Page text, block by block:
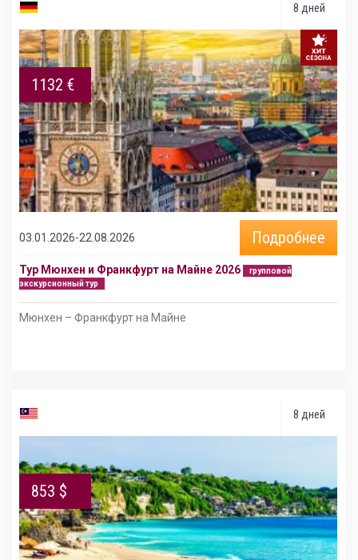
8 дней
1132 €
03.01.2026-22.08.2026 Подробнее
Тур Мюнхен и Франкфурт на Майне 2026
групповой
экскурсионный тур
Мюнхен – Франкфурт на Майне
8 дней
853 $